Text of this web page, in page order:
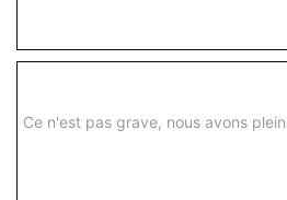
Ce n'est pas grave, nous avons